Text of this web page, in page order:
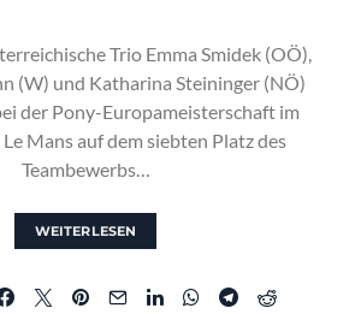
Trio Emma Smidek (OÖ),
(W) und Katharina Steininger (NÖ)
der Pony-Europameisterschaft im
Mans auf dem siebten Platz des
Teambewerbs…
WEITERLESEN